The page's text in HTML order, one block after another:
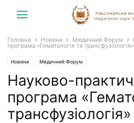
Головна Новини Медичний Форум
програма «Гематологія та трансфузіологія»
Новини Медичний Форум
Науково-
програма
трансфузіологія»